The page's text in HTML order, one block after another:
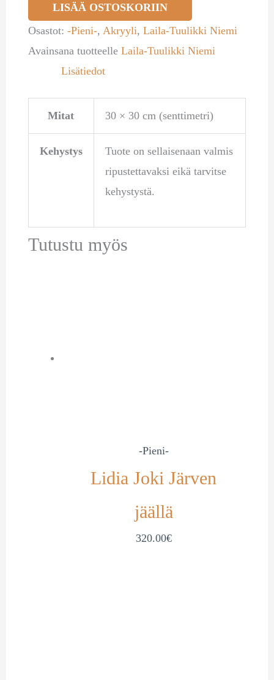
LISÄÄ OSTOSKORIIN
Osastot: -Pieni-, Akryyli, Laila-Tuulikki Niemi
Avainsana tuotteelle Laila-Tuulikki Niemi
Lisätiedot
Mitat 30 × 30 cm (senttimetri)
Kehystys
Tuote on sellaisenaan valmis
ripustettavaksi eikä tarvitse
kehystystä.
Tutustu myös
-Pieni-
Lidia Joki Järven
jäällä
320.00€